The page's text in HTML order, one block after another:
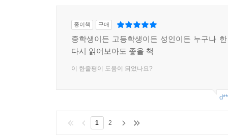
종이책 구매
중학생이든 고등학생이든 성인이든 누구나
다시 읽어보아도 좋을 책
이 한줄평이 도움이 되었나요?
1 2